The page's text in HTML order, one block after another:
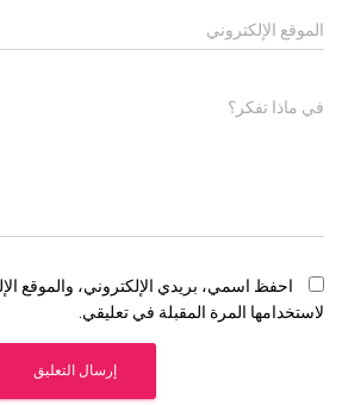
الموقع الإلكتروني
في ماذا تفكر؟
احفظ اسمي، بريدي الإلكتروني، والموقع
لاستخدامها المرة المقبلة في تعليقي.